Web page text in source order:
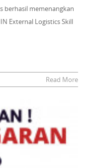
berhasil memenangkan
External Logistics Skill
Read More